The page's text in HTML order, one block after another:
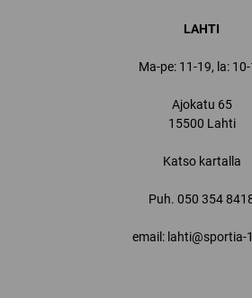
LAHTI
Ma-pe: 11-19, la:
Ajokatu 65
15500 Lahti
Katso kartalla
Puh. 050 354
email: lahti@sportia-